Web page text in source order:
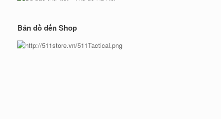
Bản đồ đến Shop